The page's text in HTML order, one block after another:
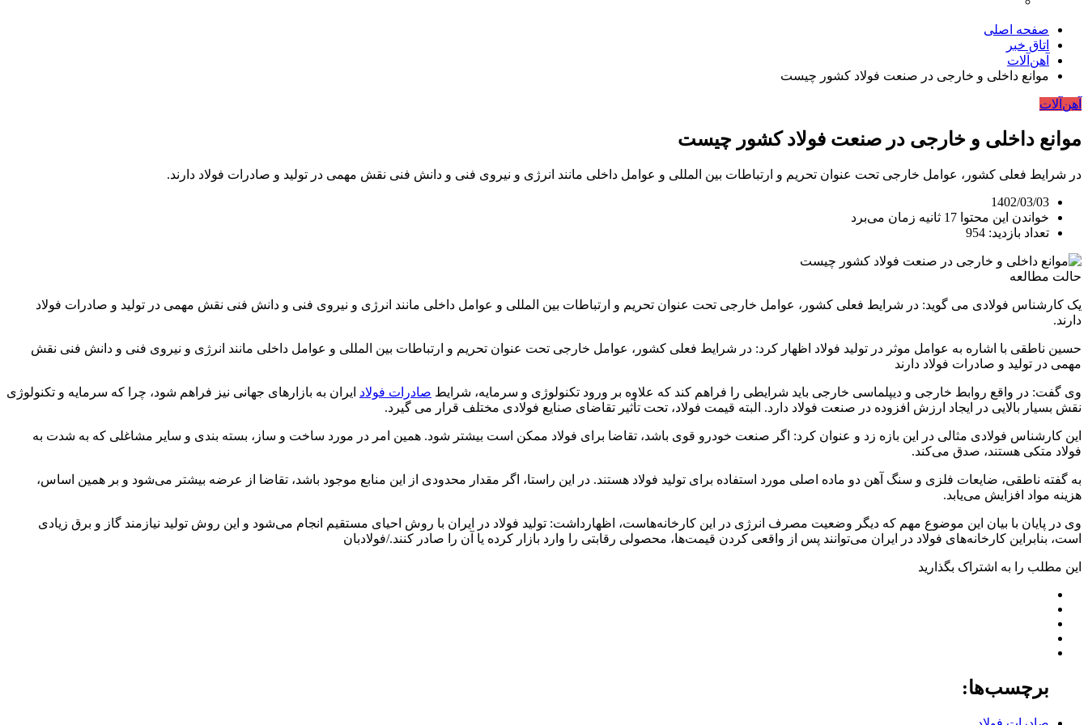
صفحه اصلی
اتاق خبر
آهن‌آلات
موانع داخلی و خارجی در صنعت فولاد کشور چیست
آهن‌آلات
موانع داخلی و خارجی در صنعت فولاد کشور چیست
در شرایط فعلی کشور، عوامل خارجی تحت عنوان تحریم و ارتباطات بین المللی و عوامل داخلی مانند انرژی و نیروی فنی و دانش فنی نقش مهمی در تولید و صادرات فولاد دارند.
1402/03/03
خواندن این محتوا 17 ثانیه زمان می‌برد
تعداد بازدید: 954
حالت مطالعه
یک کارشناس فولادی می گوید: در شرایط فعلی کشور، عوامل خارجی تحت عنوان تحریم و ارتباطات بین المللی و عوامل داخلی مانند انرژی و نیروی فنی و دانش فنی نقش مهمی در تولید و صادرات فولاد
دارند.
حسین ناطقی با اشاره به عوامل موثر در تولید فولاد اظهار کرد: در شرایط فعلی کشور، عوامل خارجی تحت عنوان تحریم و ارتباطات بین المللی و عوامل داخلی مانند انرژی و نیروی فنی و دانش فنی نقش
مهمی در تولید و صادرات فولاد دارند
وی گفت: در واقع روابط خارجی و دیپلماسی خارجی باید شرایطی را فراهم کند که علاوه بر ورود تکنولوژی و سرمایه، شرایط صادرات فولاد ایران به بازارهای جهانی نیز فراهم شود، چرا که سرمایه و تکنولوژی
نقش بسیار بالایی در ایجاد ارزش افزوده در صنعت فولاد دارد. البته قیمت فولاد، تحت تأثیر تقاضای صنایع فولادی مختلف قرار می ‎گیرد.
این کارشناس فولادی مثالی در این بازه زد و عنوان کرد: اگر صنعت خودرو قوی باشد، تقاضا برای فولاد ممکن است بیشتر شود. همین امر در مورد ساخت و ساز، بسته بندی و سایر مشاغلی که به شدت به
فولاد متکی هستند، صدق می‌کند.
به گفته ناطقی، ضایعات فلزی و سنگ آهن دو ماده اصلی مورد استفاده برای تولید فولاد هستند. در این راستا، اگر مقدار محدودی از این منابع موجود باشد، تقاضا از عرضه بیشتر می‌شود و بر همین اساس،
هزینه مواد افزایش می‌یابد.
وی در پایان با بیان این موضوع مهم که دیگر وضعیت مصرف انرژی در این کارخانه‌هاست، اظهارداشت: تولید فولاد در ایران با روش احیای مستقیم انجام می‌شود و این روش تولید نیازمند گاز و برق زیادی
است، بنابراین کارخانه‌های فولاد در ایران می‌توانند پس از واقعی کردن قیمت‌ها، محصولی رقابتی را وارد بازار کرده یا آن را صادر کنند./فولادبان
این مطلب را به اشتراک بگذارید
برچسب‌ها: